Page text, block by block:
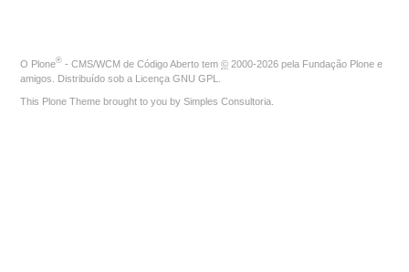
O Plone® - CMS/WCM de Código Aberto tem © 2000-2026 pela Fundação Plone e
amigos. Distribuído sob a Licença GNU GPL
This Plone Theme brought to you by Simples Consultoria